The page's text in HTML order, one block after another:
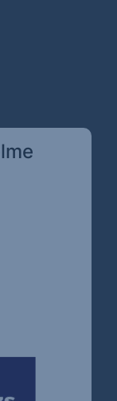
ugrik)
ugrik)